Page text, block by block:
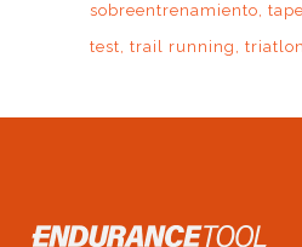
sobreentrenamiento
test trail running triatlon